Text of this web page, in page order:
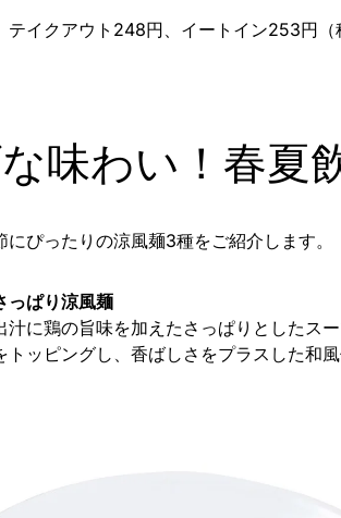
テイクアウト248円、イートイン253円（
味わい！春夏
ぴったりの涼風麺3種をご紹介します。​
っぱり涼風麺
汁に鶏の旨味を加えたさっぱりとしたス
トッピングし、香ばしさをプラスした和